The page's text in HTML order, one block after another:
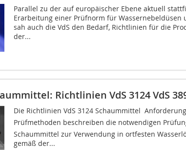
Parallel zu der auf europäischer Ebene aktuell
Erarbeitung einer Prüfnorm für Wassernebeldüsen
sah auch die VdS den Bedarf, Richtlinien für die
der...
Richtlinien VdS 3124 VdS
Die Richtlinien VdS 3124 Schaummittel 
Prüfmethoden beschreiben die notwendigen
Schaummittel zur Verwendung in ortfesten
gemäß der...